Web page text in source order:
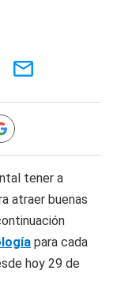
tener a
atraer buenas
para cada
hoy 29 de